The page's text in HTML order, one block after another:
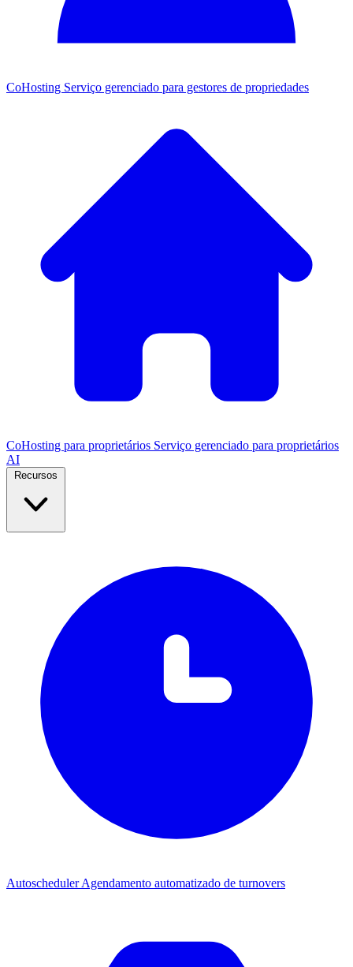
CoHosting Serviço gerenciado para gestores de propriedades
CoHosting para proprietários Serviço gerenciado para proprietários
AI
AutoschedulerAgendamento automatizado de turnovers